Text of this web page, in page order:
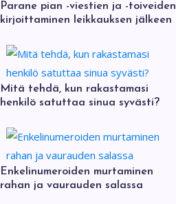
Parane pian -viestien ja -toiveiden
kirjoittaminen leikkauksen jälkeen
Mitä tehdä, kun rakastamasi
henkilö satuttaa sinua syvästi?
Enkelinumeroiden murtaminen
rahan ja vaurauden salassa